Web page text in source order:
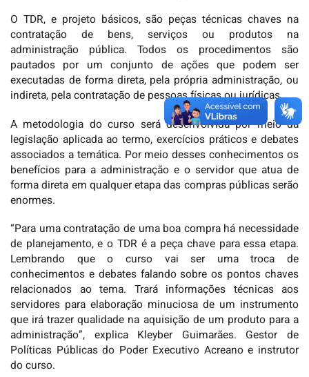
O TDR, e projeto básicos, são peças técnicas chaves na
contratação de bens, serviços ou produtos na
administração pública. Todos os procedimentos são
pautados por um conjunto de ações que podem ser
executadas de forma direta, pela própria administração, ou
indireta, pela contratação de pessoas físicas ou jurídicas.
A metodologia do curso será desenvolvida por meio da
legislação aplicada ao termo, exercícios práticos e debates
associados a temática. Por meio desses conhecimentos os
benefícios para a administração e o servidor que atua de
forma direta em qualquer etapa das compras públicas serão
enormes.
“Para uma contratação de uma boa compra há necessidade
de planejamento, e o TDR é a peça chave para essa etapa.
Lembrando que o curso vai ser uma troca de
conhecimentos e debates falando sobre os pontos chaves
relacionados ao tema. Trará informações técnicas aos
servidores para elaboração minuciosa de um instrumento
que irá trazer qualidade na aquisição de um produto para a
administração”, explica Kleyber Guimarães. Gestor de
Políticas Públicas do Poder Executivo Acreano e instrutor
do curso.